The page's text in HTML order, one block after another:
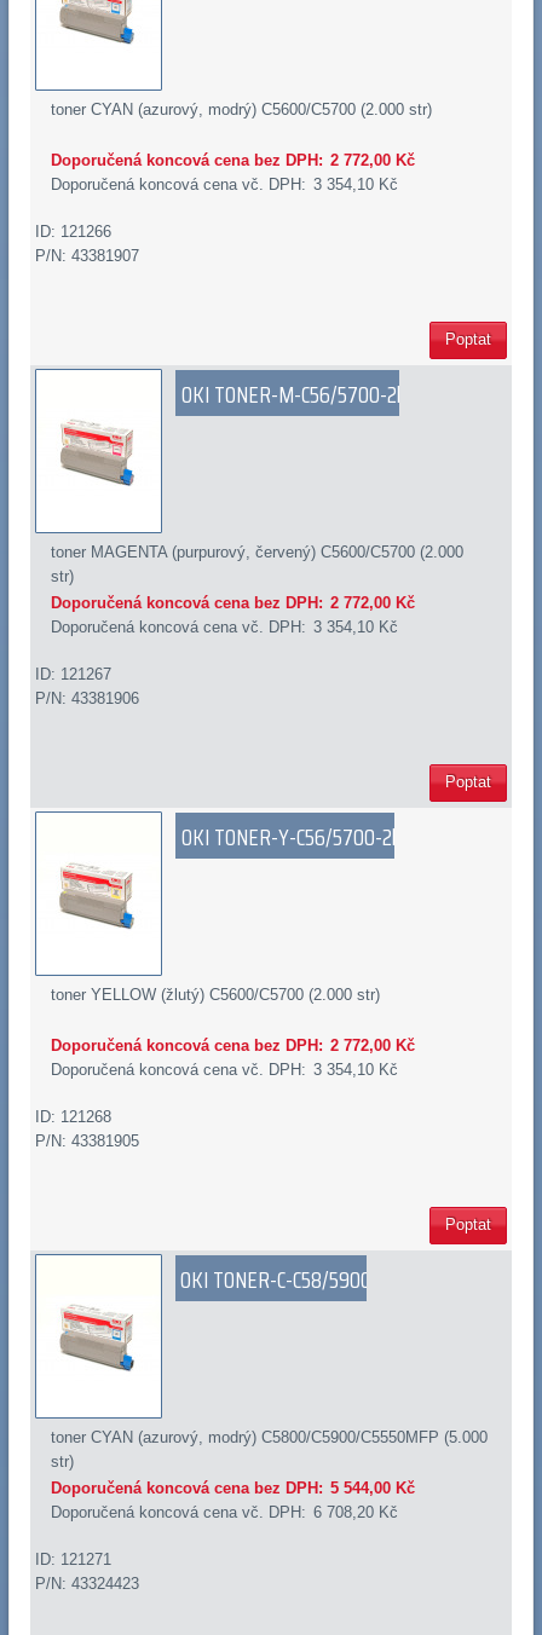
toner CYAN (azurový, modrý) C5600/C5700 (2.000 str)
Doporučená koncová cena bez DPH: 2 772,00 Kč
Doporučená koncová cena vč. DPH: 3 354,10 Kč
ID: 121266
P/N: 43381907
Poptat
OKI TONER-M-C56/5700-2k
toner MAGENTA (purpurový, červený) C5600/C5700 (2.000
str)
Doporučená koncová cena bez DPH: 2 772,00 Kč
Doporučená koncová cena vč. DPH: 3 354,10 Kč
ID: 121267
P/N: 43381906
Poptat
OKI TONER-Y-C56/5700-2k
toner YELLOW (žlutý) C5600/C5700 (2.000 str)
Doporučená koncová cena bez DPH: 2 772,00 Kč
Doporučená koncová cena vč. DPH: 3 354,10 Kč
ID: 121268
P/N: 43381905
Poptat
OKI TONER-C-C58/5900
toner CYAN (azurový, modrý) C5800/C5900/C5550MFP (5.000
str)
Doporučená koncová cena bez DPH: 5 544,00 Kč
Doporučená koncová cena vč. DPH: 6 708,20 Kč
ID: 121271
P/N: 43324423